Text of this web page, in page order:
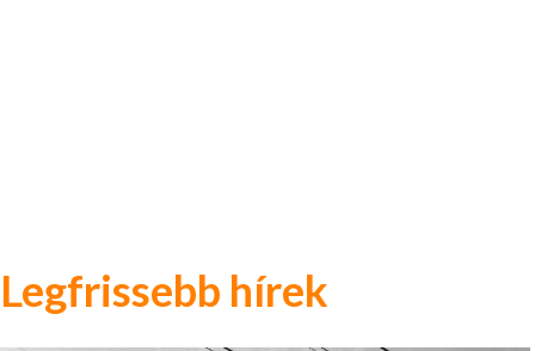
Legfrissebb hírek